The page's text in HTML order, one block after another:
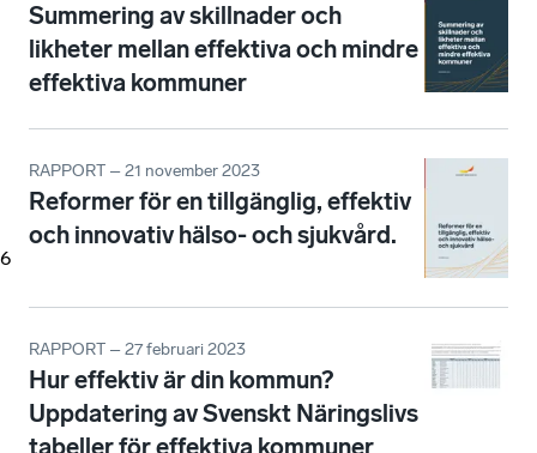
6
Summering av skillnader och
likheter mellan effektiva och mindre
effektiva kommuner
RAPPORT – 21 november 2023
Reformer för en tillgänglig, effektiv
och innovativ hälso- och sjukvård.
RAPPORT – 27 februari 2023
Hur effektiv är din kommun?
Uppdatering av Svenskt Näringslivs
tabeller för effektiva kommuner